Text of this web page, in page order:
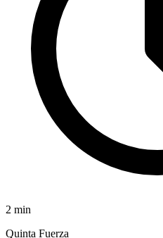
2 min
Quinta Fuerza